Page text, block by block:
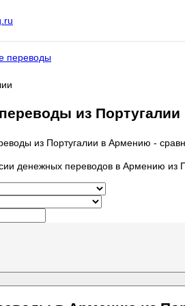
из
из Португалии в Армению -
денежных переводов в Армению из